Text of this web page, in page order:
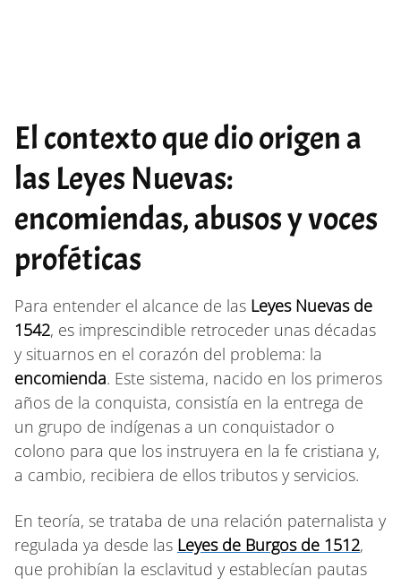
El contexto que dio origen a
las Leyes Nuevas:
encomiendas, abusos y voces
proféticas
Para entender el alcance de las Leyes Nuevas de
1542, es imprescindible retroceder unas décadas
y situarnos en el corazón del problema: la
encomienda. Este sistema, nacido en los primeros
años de la conquista, consistía en la entrega de
un grupo de indígenas a un conquistador o
colono para que los instruyera en la fe cristiana y,
a cambio, recibiera de ellos tributos y servicios.
En teoría, se trataba de una relación paternalista y
regulada ya desde las Leyes de Burgos de 1512,
que prohibían la esclavitud y establecían pautas